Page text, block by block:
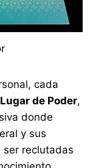
cada
de Poder,
donde
y sus
ser reclutadas